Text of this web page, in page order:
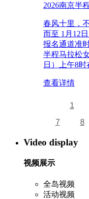
2026南京半
春风十里，
而至 1月12
报名通道准
半程马拉松
日）上午8时
查看详情
1
7
8
Video display
视频展示
全岛视频
活动视频